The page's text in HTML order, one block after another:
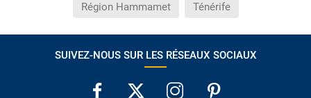
Région Hammamet Ténérife
SUIVEZ-NOUS SUR LES RÉSEAUX SOCIAUX